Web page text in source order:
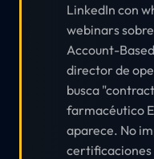
LinkedIn con
webinars
Account-
director de
busca
farmacéutico
aparece. No
certificaciones